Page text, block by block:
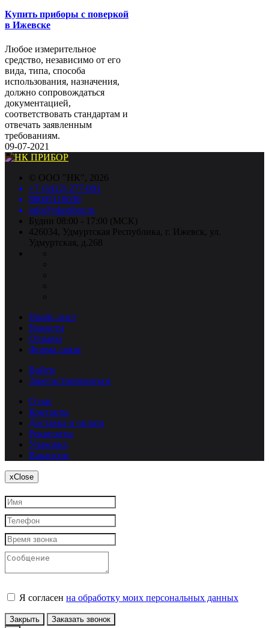
Купить приборы с поверкой
в Ижевске
Любое измерительное
средство, независимо от его
вида, типа, способа
использования, назначения,
должно сопровождаться
документацией,
соответствовать стандартам и
отвечать заявленным
требованиям.
09-07-2021
© ООО "НК", 2026
+7 (3412) 277-001
88005118036
info@nkpribor.ru
Будни 08:00 - 17:00 (МСК)
426034, Удмуртская Республика, г. Ижевск, ул.
Удмуртская, д.268
Прайс-лист
Новости
Отзывы
Форма связи
Войти
Зарегистрироваться
О нас
Контакты
Доставка и оплата
Реквизиты
Упаковка
Вакансии
xClose
Я согласен на обработку моих персональных данных
Закрыть Заказать звонок